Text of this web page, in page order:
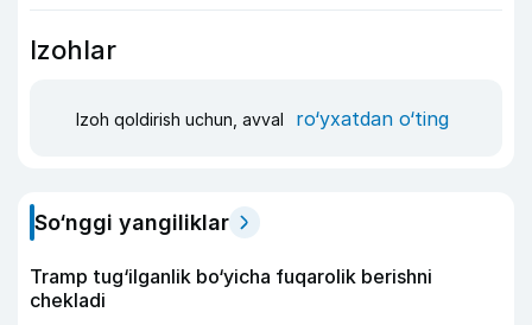
Izohlar
Izoh qoldirish uchun, avval ro‘yxatdan o‘ting
So‘nggi yangiliklar
Tramp tug‘ilganlik bo‘yicha fuqarolik berishni
chekladi